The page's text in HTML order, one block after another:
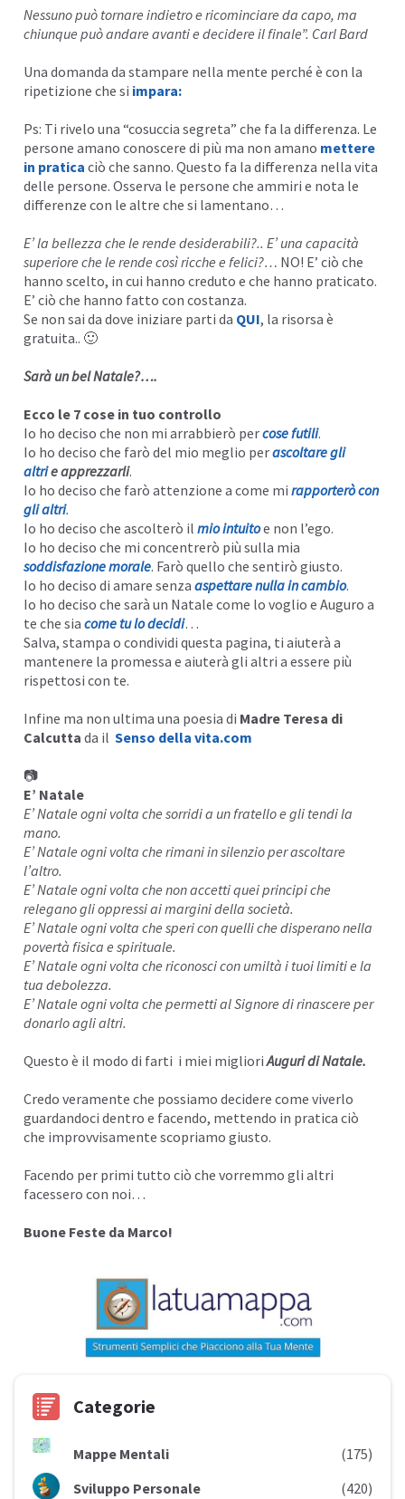
Nessuno può tornare indietro e ricominciare da capo, ma
chiunque può andare avanti e decidere il finale”. Carl Bard
Una domanda da stampare nella mente perché è con la
ripetizione che si impara:
Ps: Ti rivelo una “cosuccia segreta” che fa la differenza. Le
persone amano conoscere di più ma non amano mettere
in pratica ciò che sanno. Questo fa la differenza nella vita
delle persone. Osserva le persone che ammiri e nota le
differenze con le altre che si lamentano…
E’ la bellezza che le rende desiderabili?.. E’ una capacità
superiore che le rende così ricche e felici?… NO! E’ ciò che
hanno scelto, in cui hanno creduto e che hanno praticato.
E’ ciò che hanno fatto con costanza.
Se non sai da dove iniziare parti da QUI, la risorsa è
gratuita.. 🙂
Sarà un bel Natale?….
Ecco le 7 cose in tuo controllo
Io ho deciso che non mi arrabbierò percose futili.
Io ho deciso che farò del mio meglio perascoltare gli
altrie apprezzarli.
Io ho deciso che farò attenzione a come mi rapporterò con
gli altri.
Io ho deciso che ascolterò il mio intuitoe non l’ego.
Io ho deciso che mi concentrerò più sulla mia
soddisfazione morale. Farò quello che sentirò giusto.
Io ho deciso di amare senza aspettare nulla in cambio.
Io ho deciso che sarà un Natale come lo voglio e Auguro a
te che sia come tu lo decidi…
Salva, stampa o condividi questa pagina, ti aiuterà a
mantenere la promessa e aiuterà gli altri a essere più
rispettosi con te.
Infine ma non ultima una poesia di Madre Teresa di
Calcutta da il Senso della vita.com
📷
E’ Natale
E’ Natale ogni volta che sorridi a un fratello e gli tendi la
mano.
E’ Natale ogni volta che rimani in silenzio per ascoltare
l’altro.
E’ Natale ogni volta che non accetti quei principi che
relegano gli oppressi ai margini della società.
E’ Natale ogni volta che speri con quelli che disperano nella
povertà fisica e spirituale.
E’ Natale ogni volta che riconosci con umiltà i tuoi limiti e la
tua debolezza.
E’ Natale ogni volta che permetti al Signore di rinascere per
donarlo agli altri.
Questo è il modo di farti i miei miglioriAuguri di Natale.
Credo veramente che possiamo decidere come viverlo
guardandoci dentro e facendo, mettendo in pratica ciò
che improvvisamente scopriamo giusto.
Facendo per primi tutto ciò che vorremmo gli altri
facessero con noi…
Buone Feste da Marco!
Categorie
Mappe Mentali
(175)
Sviluppo Personale
(420)